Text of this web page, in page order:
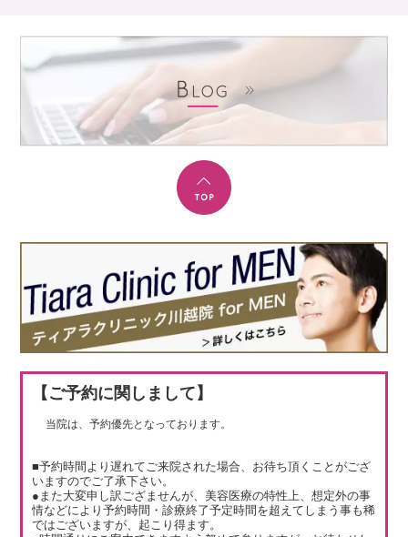
【ご予約に関しまして】
当院は、予約優先となっております。
■予約時間より遅れてご来院された場合、お待ち頂くことがござ
いますのでご了承下さい。
●また大変申し訳ござませんが、美容医療の特性上、想定外の事
情などにより予約時間・診療終了予定時間を超えてしまう事も稀
ではございますが、起こり得ます。